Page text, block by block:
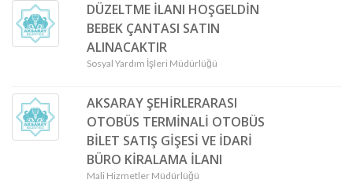
DÜZELTME İLANI HOŞGELDİN
BEBEK ÇANTASI SATIN
ALINACAKTIR
Sosyal Yardım İşleri Müdürlüğü
AKSARAY ŞEHİRLERARASI
OTOBÜS TERMİNALİ OTOBÜS
BİLET SATIŞ GİŞESİ VE İDARİ
BÜRO KİRALAMA İLANI
Mali Hizmetler Müdürlüğü